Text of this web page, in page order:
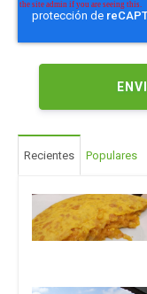
Recientes Populares